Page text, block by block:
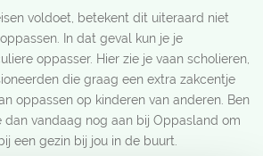
voldoet, betekent dit uiteraard niet
In dat geval kun je je
oppasser. Hier zie je vaan scholieren,
die graag een extra zakcentje
oppassen op kinderen van anderen. Ben
dan vandaag nog aan bij Oppasland om
een gezin bij jou in de buurt.